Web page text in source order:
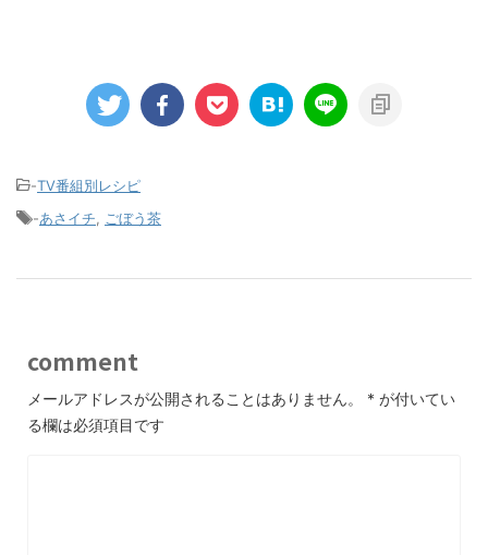
-TV番組別レシピ
-あさイチ ごぼう茶
comment
メールアドレスが公開されることはありません。 * が付いてい
る欄は必須項目です